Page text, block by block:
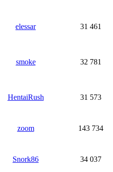
elessar 31 461
smoke 32 781
HentaiRush 31 573
zoom 143 734
Snork86 34 037